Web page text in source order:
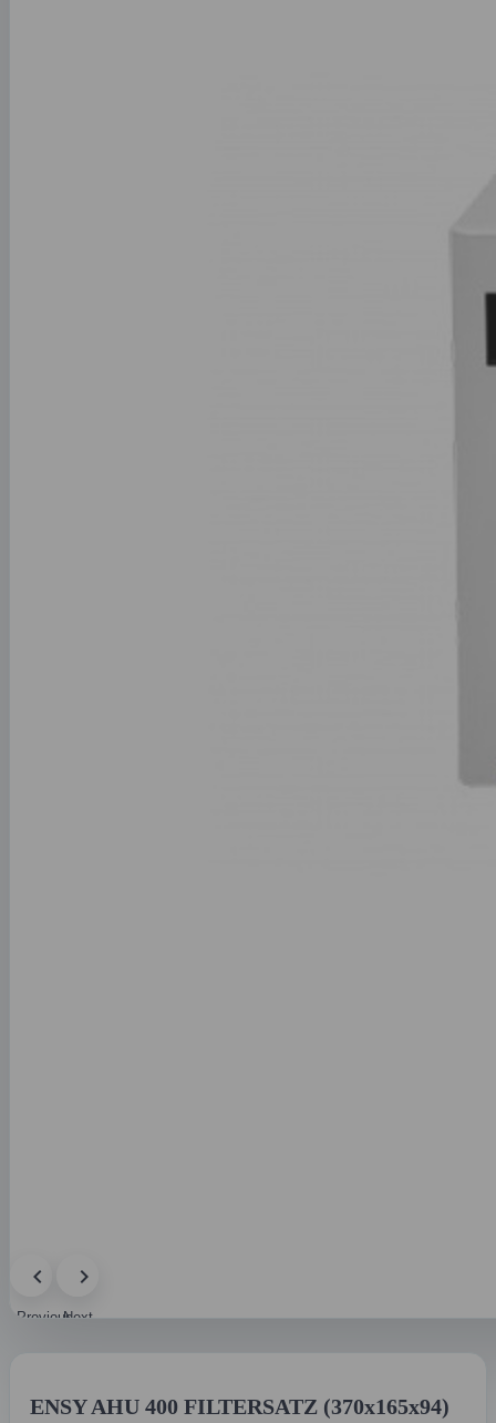
PreviousNext
ENSY AHU 400 FILTERSATZ (370x165x94)